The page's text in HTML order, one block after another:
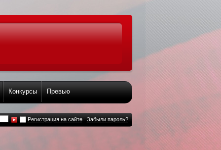
Конкурсы Превью
Регистрация на сайте Забыли пароль?